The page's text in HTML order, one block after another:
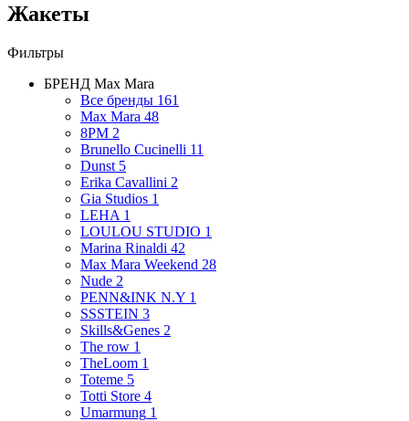
Жакеты
Фильтры
БРЕНД Max Mara
Все бренды 161
Max Mara 48
8PM 2
Brunello Cucinelli 11
Dunst 5
Erika Cavallini 2
Gia Studios 1
LEHA 1
LOULOU STUDIO 1
Marina Rinaldi 42
Max Mara Weekend 28
Nude 2
PENN&INK N.Y 1
SSSTEIN 3
Skills&Genes 2
The row 1
TheLoom 1
Toteme 5
Totti Store 4
Umarmung 1